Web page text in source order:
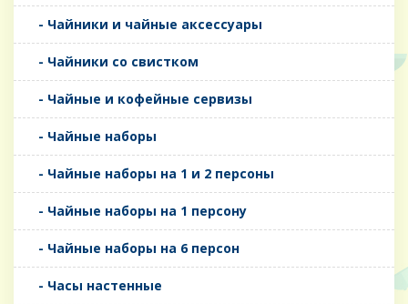
- Чайники и чайные аксессуары
- Чайники со свистком
- Чайные и кофейные сервизы
- Чайные наборы
- Чайные наборы на 1 и 2 персоны
- Чайные наборы на 1 персону
- Чайные наборы на 6 персон
- Часы настенные